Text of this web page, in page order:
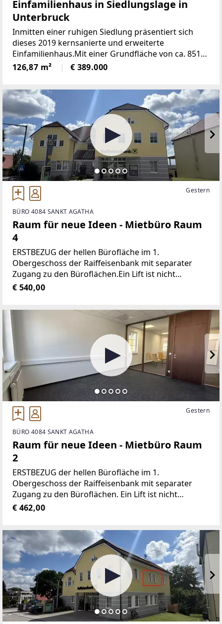
Einfamilienhaus in Siedlungslage in
Unterbruck
Inmitten einer ruhigen Siedlung präsentiert sich
dieses 2019 kernsanierte und erweiterte
Einfamilienhaus.Mit einer Grundfläche von ca. 851
m² und einer durchdacht gestalteten Wohnfläche
von ca. 126 m² bietet dieses Zuhause ein
126,87 m² € 389.000
Gestern
BÜRO 4084 SANKT AGATHA
Raum für neue Ideen - Mietbüro Raum
4
ERSTBEZUG der hellen Bürofläche im 1.
Obergeschoss der Raiffeisenbank mit separater
Zugang zu den Büroflächen.Ein Lift ist nicht
vorhanden!Jedes Büro ist mit einem Schließsystem
€ 540,00
Gestern
BÜRO 4084 SANKT AGATHA
Raum für neue Ideen - Mietbüro Raum
2
ERSTBEZUG der hellen Bürofläche im 1.
Obergeschoss der Raiffeisenbank mit separater
Zugang zu den Büroflächen. Ein Lift ist nicht
vorhanden!Jedes Büro ist mit einem Schließsystem
€ 462,00